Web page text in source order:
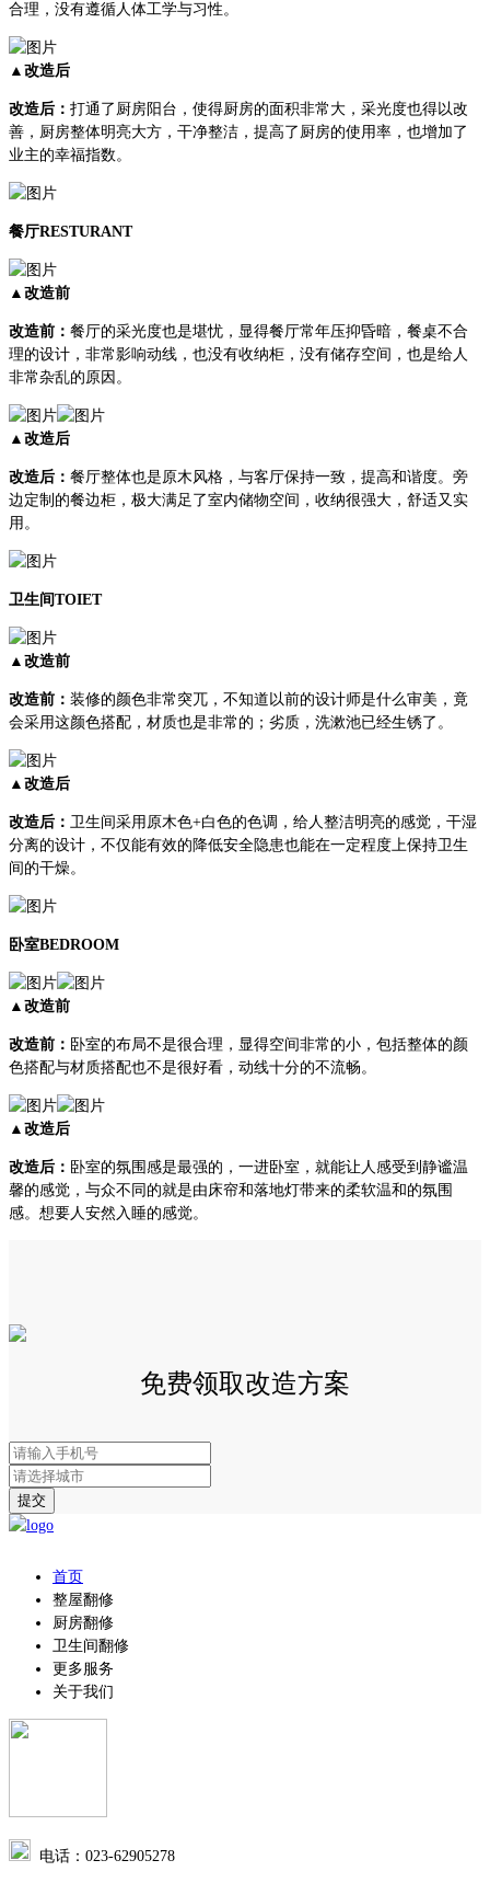
合理，没有遵循人体工学与习性。
▲改造后
改造后： 打通了厨房阳台，使得厨房的面积非常大，采光度也得以改
善，厨房整体明亮大方，干净整洁，提高了厨房的使用率，也增加了
业主的幸福指数。
餐厅RESTURANT
▲改造前
改造前： 餐厅的采光度也是堪忧，显得餐厅常年压抑昏暗，餐桌不合
理的设计，非常影响动线，也没有收纳柜，没有储存空间，也是给人
非常杂乱的原因。
▲改造后
改造后： 餐厅整体也是原木风格，与客厅保持一致，提高和谐度。旁
边定制的餐边柜，极大满足了室内储物空间，收纳很强大，舒适又实
用。
卫生间TOIET
▲改造前
改造前： 装修的颜色非常突兀，不知道以前的设计师是什么审美，竟
会采用这颜色搭配，材质也是非常的；劣质，洗漱池已经生锈了。
▲改造后
改造后： 卫生间采用原木色+白色的色调，给人整洁明亮的感觉，干湿
分离的设计，不仅能有效的降低安全隐患也能在一定程度上保持卫生
间的干燥。
卧室BEDROOM
▲改造前
改造前： 卧室的布局不是很合理，显得空间非常的小，包括整体的颜
色搭配与材质搭配也不是很好看，动线十分的不流畅。
▲改造后
改造后： 卧室的氛围感是最强的，一进卧室，就能让人感受到静谧温
馨的感觉，与众不同的就是由床帘和落地灯带来的柔软温和的氛围
感。想要人安然入睡的感觉。
免费领取改造方案
提交
首页
整屋翻修
厨房翻修
卫生间翻修
更多服务
关于我们
电话：023-62905278